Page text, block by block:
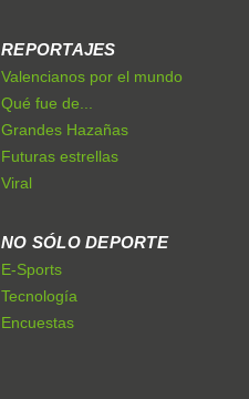
REPORTAJES
Valencianos por el mundo
Qué fue de...
Grandes Hazañas
Futuras estrellas
Viral
NO SÓLO DEPORTE
E-Sports
Tecnología
Encuestas